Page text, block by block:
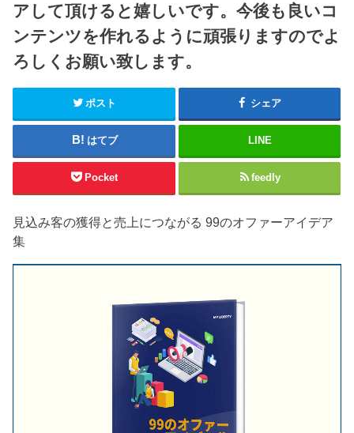
アして頂けると嬉しいです。今後も良いコ
ンテンツを作れるように頑張りますのでよ
ろしくお願い致します。
ポスト シェア
はてブ LINE
Pocket feedly
見込み客の獲得と売上につながる 99のオファーアイデア
集